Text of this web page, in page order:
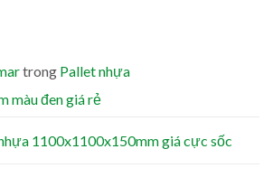
trong Pallet nhựa
màu đen giá rẻ
1100x1100x150mm giá cực sốc